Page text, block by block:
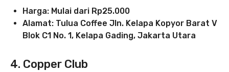
Harga: Mulai dari Rp25.000
Alamat: Tulua Coffee Jln. Kelapa Kopyor Barat V
Blok C1 No. 1, Kelapa Gading, Jakarta Utara
4. Copper Club